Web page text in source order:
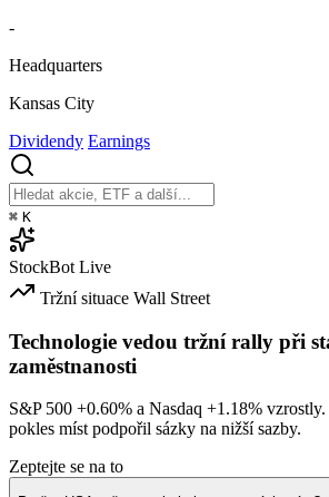
-
Headquarters
Kansas City
Dividendy Earnings
⌘ K
StockBot Live
Tržní situace Wall Street
Technologie vedou tržní rally při
zaměstnanosti
S&P 500 +0.60% a Nasdaq +1.18%
pokles míst podpořil sázky na nižší sazby.
Zeptejte se na to